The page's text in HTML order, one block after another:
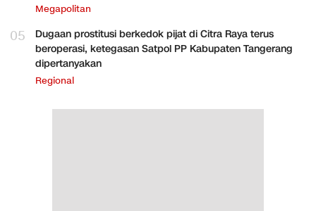
Megapolitan
05
Dugaan prostitusi berkedok pijat di Citra Raya terus
beroperasi, ketegasan Satpol PP Kabupaten Tangerang
dipertanyakan
Regional